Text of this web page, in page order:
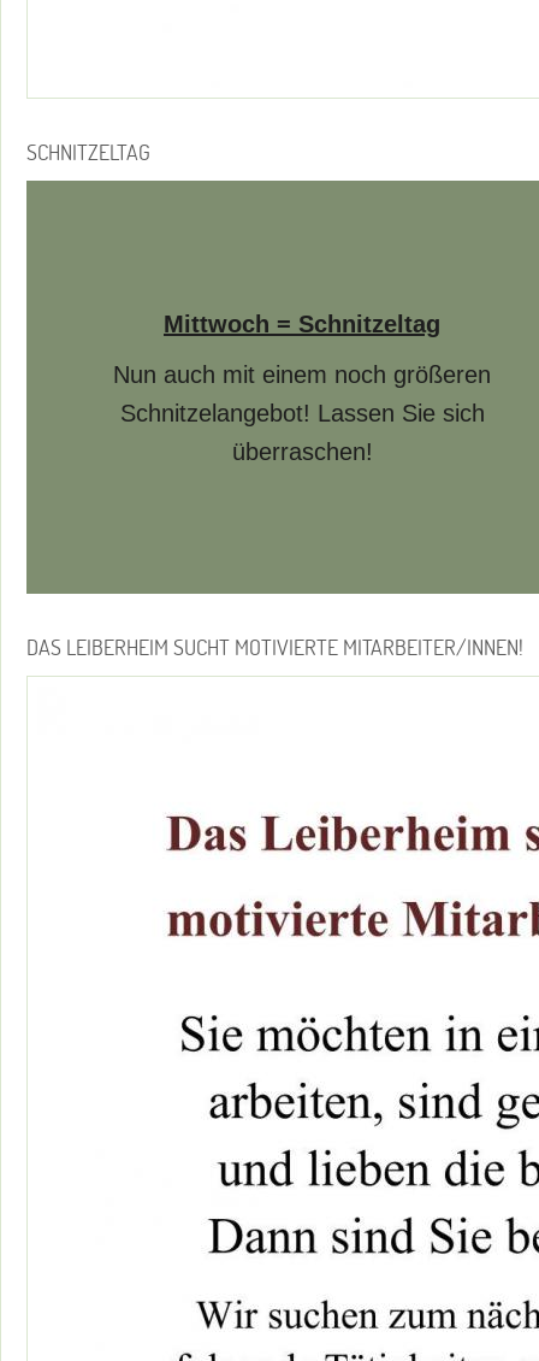
SCHNITZELTAG
Mittwoch = Schnitzeltag
Nun auch mit einem noch größeren
Schnitzelangebot! Lassen Sie sich
überraschen!
DAS LEIBERHEIM SUCHT MOTIVIERTE MITARBEITER/INNEN!